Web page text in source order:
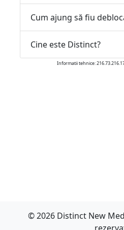
Cum ajung să fiu
Cine este Distinct?
Informatii tehnice:
© 2026 Distinct New